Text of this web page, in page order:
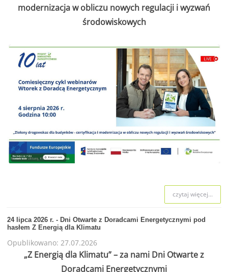
modernizacja w obliczu nowych regulacji i wyzwań
środowiskowych
czytaj więcej...
24 lipca 2026 r. - Dni Otwarte z Doradcami Energetycznymi pod
hasłem Z Energią dla Klimatu
Opublikowano: 27.07.2026
„Z Energią dla Klimatu” – za nami Dni Otwarte z
Doradcami Energetycznymi